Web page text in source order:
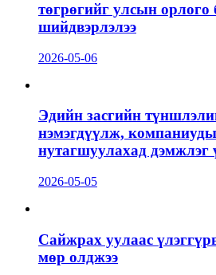
төгрөгийг улсын орлого
шийдвэрлэлээ
2026-05-06
Эдийн засгийн
нэмэгдүүлж,
нутагшуулахад дэмжлэг
2026-05-05
Сайжрах уулаас
мөр олджээ